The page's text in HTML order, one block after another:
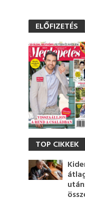
ELŐFIZETÉS
TOP CIKKEK